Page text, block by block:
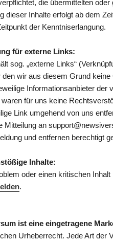
die übermittelten
dieser Inhalte erfolgt ab dem
der Kenntniserlangung.
für externe Links:
sog. „externe Links“
den wir aus diesem Grund
Informationsanbieter
für uns keine
Link umgehend von uns
Mitteilung an
und entfernen berechtigt
Inhalte:
oder einen kritischen
.
ist eine eingetragene
Urheberrecht. Jede Art der